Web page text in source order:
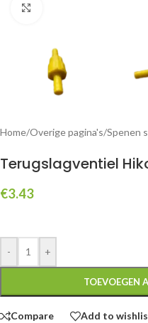
Home/Overige pagina's/Spenen
Terugslagventiel
€3.43
- +
TOEVOEGEN
Compare Add to